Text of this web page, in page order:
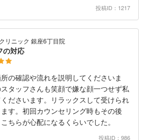
投稿ID：1217
リニック 銀座6丁目院
の対応
の確認や流れを説明してくださいま
タッフさんも笑顔で嫌な顔一つせず私
ださいます。リラックスして受けられ
す。初回カウンセリング時もその後
ちらが心配になるくらいでした。
投稿ID：986